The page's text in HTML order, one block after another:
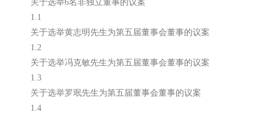
关于选举6名非独立董事的议案
1.1
关于选举黄志明先生为第五届董事会董事的议案
1.2
关于选举冯克敏先生为第五届董事会董事的议案
1.3
关于选举罗珉先生为第五届董事会董事的议案
1.4